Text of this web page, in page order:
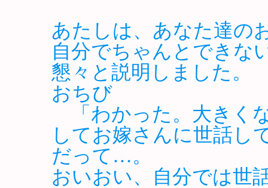
あたしは、あなた達の
自分でちゃんとできな
懇々と説明しました。
おちび
「わかった。大きく
してお嫁さんに世話し
だって…。
おいおい、自分では世